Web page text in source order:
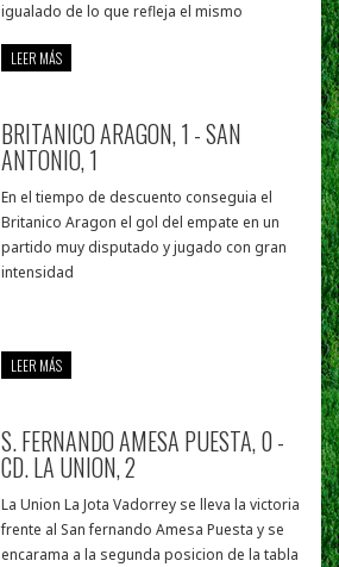
igualado de lo que refleja el mismo
LEER MÁS
BRITANICO ARAGON, 1 - SAN
ANTONIO, 1
En el tiempo de descuento conseguia el
Britanico Aragon el gol del empate en un
partido muy disputado y jugado con gran
intensidad
LEER MÁS
S. FERNANDO AMESA PUESTA, 0 -
CD. LA UNION, 2
La Union La Jota Vadorrey se lleva la victoria
frente al San fernando Amesa Puesta y se
encarama a la segunda posicion de la tabla